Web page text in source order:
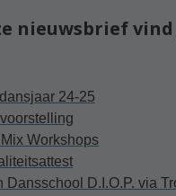
nieuwsbrief
24-25
Mix Workshops
Dansschool D.I.O.P. via